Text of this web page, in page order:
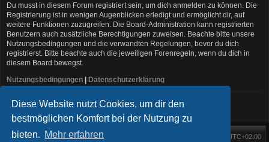
Diese Website nutzt Cookies, um dir den
bestmöglichen Komfort bei der Nutzung zu
bieten. Mehr erfahren
Du musst in diesem Forum registriert sein, um dich anmelden zu können. Die
Registrierung ist in wenigen Augenblicken erledigt und ermöglicht dir, auf
weitere Funktionen zuzugreifen. Die Board-Administration kann registrierten
Benutzern auch zusätzliche Berechtigungen zuweisen. Beachte bitte unsere
Nutzungsbedingungen und die verwandten Regelungen, bevor du dich
registrierst. Bitte beachte auch die jeweiligen Forenregeln, wenn du dich in
diesem Board bewegst.
Nutzungsbedingungen | Datenschutzerklärung
Registrieren
Startseite Foren-Übersicht UTC+02:00